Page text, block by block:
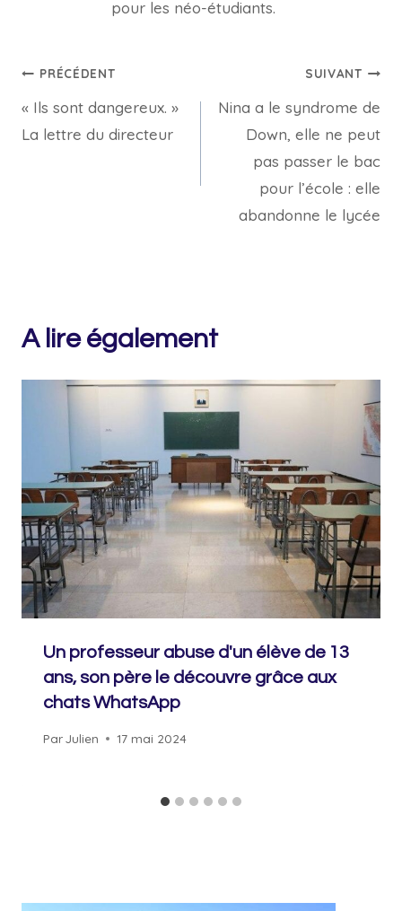
pour les néo-étudiants.
Navigation
de
PRÉCÉDENT
« Ils sont dangereux. »
La lettre du directeur
SUIVANT
Nina a le syndrome de
Down, elle ne peut
pas passer le bac
pour l’école : elle
abandonne le lycée
A lire également
Un professeur abuse d'un élève de 13
ans, son père le découvre grâce aux
chats WhatsApp
ParJulien 17 mai 2024